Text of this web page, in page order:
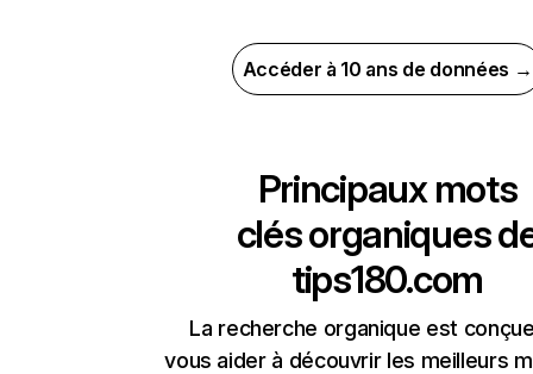
Accéder à 10 ans de données →
Principaux mots
clés organiques
tips180.com
La recherche organique est
vous aider à découvrir les meilleurs